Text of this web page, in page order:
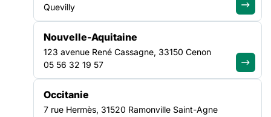
Découvrir notre FAQ
Recevez chaque mois les analyses,
décryptages et positionnements de
Quevilly
Nouvelle-Aquitaine
123 avenue René Cassagne, 33150 Cenon
05 56 32 19 57
Occitanie
7 rue Hermès, 31520 Ramonville Saint-Agne